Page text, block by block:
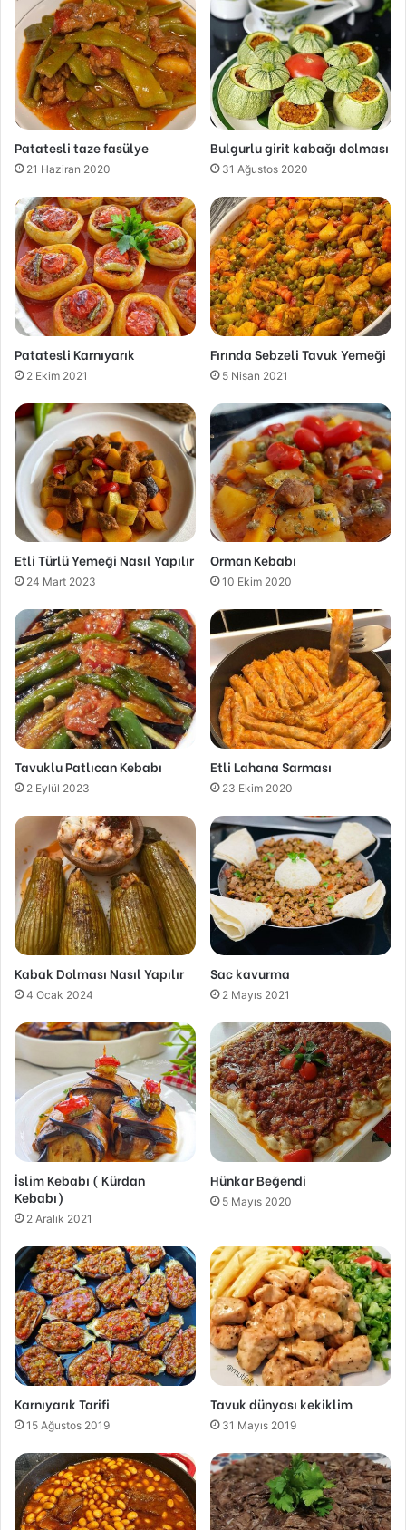
Patatesli taze fasülye
21 Haziran 2020
Bulgurlu girit kabağı dolması
31 Ağustos 2020
Patatesli Karnıyarık
2 Ekim 2021
Fırında Sebzeli Tavuk Yemeği
5 Nisan 2021
Etli Türlü Yemeği Nasıl Yapılır
24 Mart 2023
Orman Kebabı
10 Ekim 2020
Tavuklu Patlıcan Kebabı
2 Eylül 2023
Etli Lahana Sarması
23 Ekim 2020
Kabak Dolması Nasıl Yapılır
4 Ocak 2024
Sac kavurma
2 Mayıs 2021
İslim Kebabı ( Kürdan
Kebabı)
2 Aralık 2021
Hünkar Beğendi
5 Mayıs 2020
Karnıyarık Tarifi
15 Ağustos 2019
Tavuk dünyası kekiklim
31 Mayıs 2019